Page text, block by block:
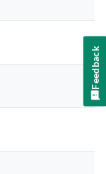
Feedback